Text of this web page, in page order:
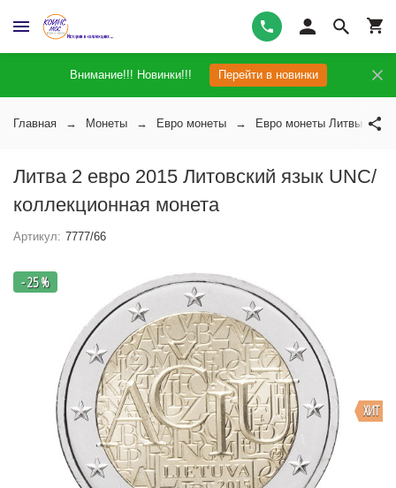
Внимание!!! Новинки!!! Перейти в новинки
Главная Монеты Евро монеты Евро монеты Литвы
Литва 2 евро 2015 Литовский язык UNC/
коллекционная монета
Артикул: 7777/66
ХИТ
- 25 %